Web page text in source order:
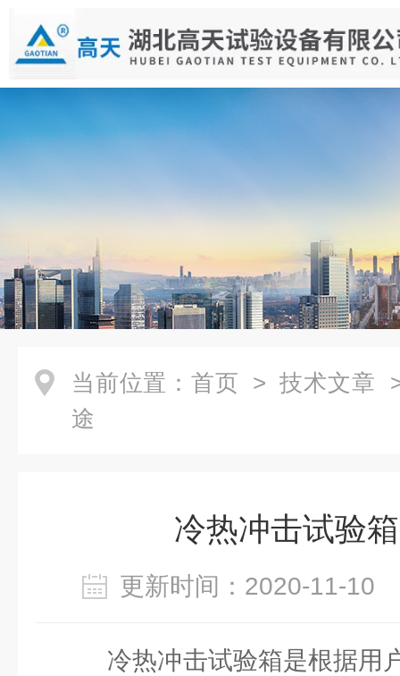
当前位置： 首页 > 技术文章
途
冷热冲击试验
更新时间：2020-11-
冷热冲击试验箱是根据用